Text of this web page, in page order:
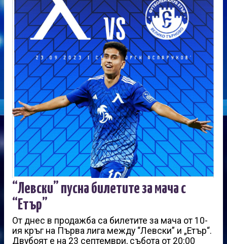
“Левски” пусна билетите за мача с
“Етър”
От днес в продажба са билетите за мача от 10-
ия кръг на Първа лига между “Левски” и „Етър“.
Двубоят е на 23 септември, събота от 20:00